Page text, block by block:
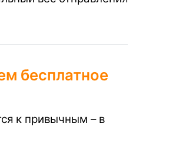
бесплатное
к привычным – в